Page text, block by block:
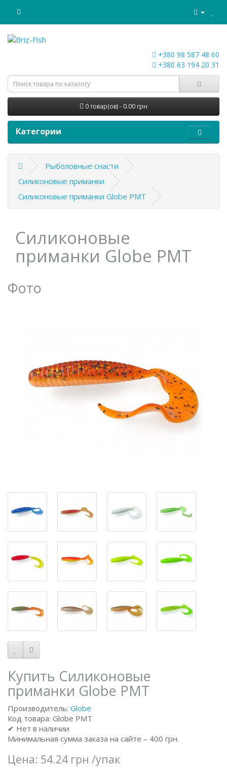
+380 98 587 48 60
+380 63 194 20 31
0 товар(ов) - 0.00 грн
Категории
Рыболовные снасти
Силиконовые приманки
Силиконовые приманки Globe PMT
Силиконовые
приманки Globe PMT
Фото
Купить Силиконовые
приманки Globe PMT
Производитель: Globe
Код товара: Globe PMT
✔ Нет в наличии
Минимальная сумма заказа на сайте – 400 грн.
Цена: 54.24 грн /упак